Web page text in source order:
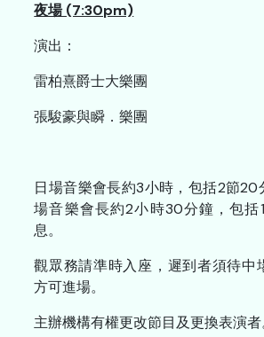
夜場 (7:30pm)
演出：
雷柏熹爵士大樂團
張駿豪與瞬．樂團
日場音樂會長約3小時，包括2節20
場音樂會長約2小時30分鐘，包括
息。
觀眾務請準時入座，遲到者須待中
方可進場。
主辦機構有權更改節目及更換表演者